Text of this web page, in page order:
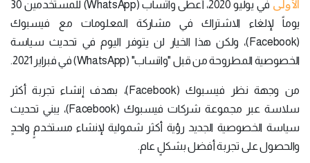
الأولى
في يوليو 2020، أعطى واتساب (WhatsApp) للمستخدمين 30
يوماً لإلغاء الاشتراك في مشاركة المعلومات مع فيسبوك
(Facebook)، ولكن هذا الخيار لن يتوفر اليوم في تحديث سياسة
الخصوصية المطروحة من قبل "واتساب" (WhatsApp) في فبراير 2021.
من وجهة نظر فيسبوك (Facebook)، بهدف إنشاء تجربة أكثر
سلاسة عبر مجموعة شركات فيسبوك (Facebook)، يبني تحديث
سياسة الخصوصية الجديد رؤية أكثر شمولية لإنشاء مستخدمٍ واحدٍ
والحصول على تجربة أفضل بشكلٍ عام.